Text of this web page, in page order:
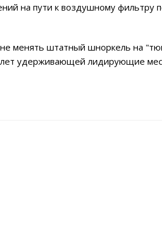
на пути к воздушному фильтру
менять штатный шноркель на
удерживающей лидирующие